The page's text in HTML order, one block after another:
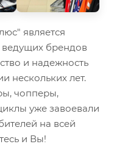
является
брендов
и надежность
нескольких лет.
чопперы,
уже завоевали
на всей
и Вы!